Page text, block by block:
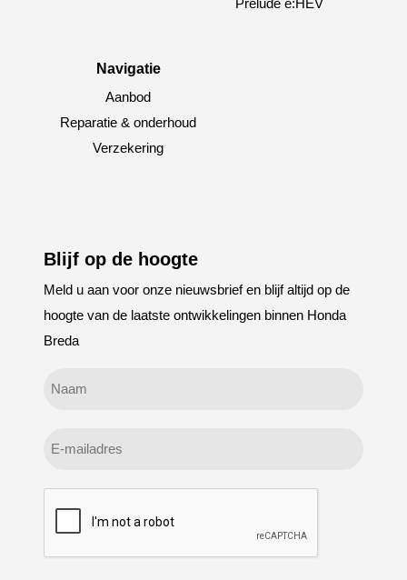
Navigatie
Aanbod
Reparatie & onderhoud
Verzekering
Blijf op de hoogte
Meld u aan voor onze nieuwsbrief en blijf altijd op de
hoogte van de laatste ontwikkelingen binnen Honda
Breda